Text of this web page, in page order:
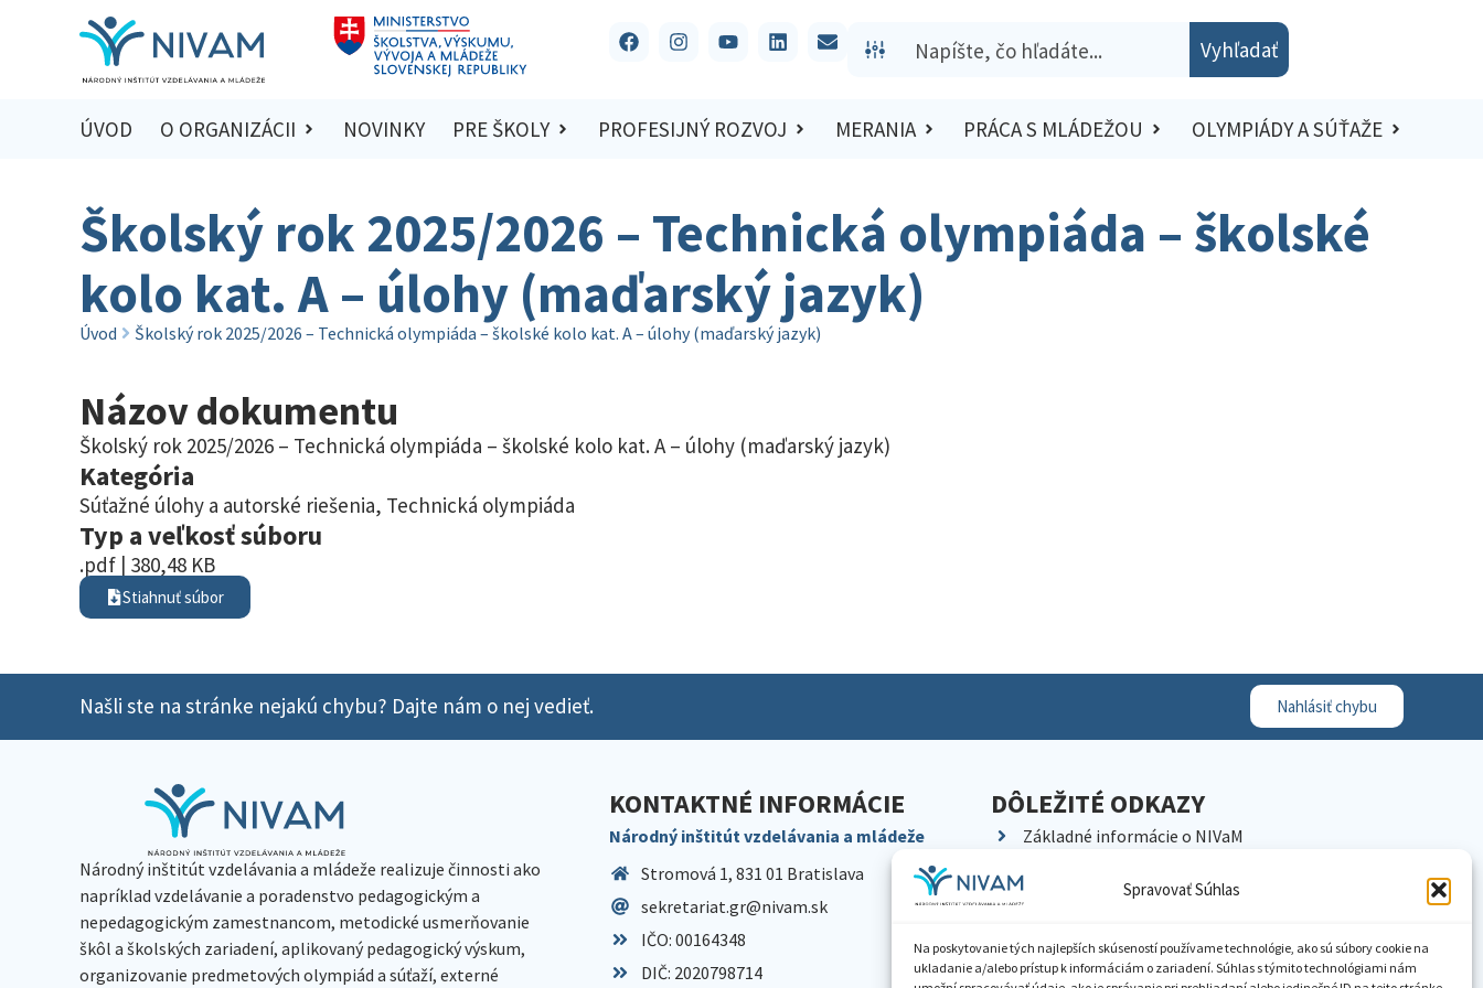
Spravovať Súhlas
Na poskytovanie tých najlepších skúseností používame technológie, ako sú súbory cookie na
ukladanie a/alebo prístup k informáciám o zariadení. Súhlas s týmito technológiami nám
Vyhľadať
ÚVOD O ORGANIZÁCII NOVINKY PRE ŠKOLY PROFESIJNÝ ROZVOJ MERANIA PRÁCA S MLÁDEŽOU OLYMPIÁDY A SÚŤAŽE
Školský rok 2025/2026 – Technická olympiáda – školské
kolo kat. A – úlohy (maďarský jazyk)
Úvod Školský rok 2025/2026 – Technická olympiáda – školské kolo kat. A – úlohy (maďarský jazyk)
Názov dokumentu
Školský rok 2025/2026 – Technická olympiáda – školské kolo kat. A – úlohy (maďarský jazyk)
Kategória
Súťažné úlohy a autorské riešenia, Technická olympiáda
Typ a veľkosť súboru
.pdf | 380,48 KB
Stiahnuť súbor
Našli ste na stránke nejakú chybu? Dajte nám o nej vedieť. Nahlásiť chybu
Národný inštitút vzdelávania a mládeže realizuje činnosti ako
napríklad vzdelávanie a poradenstvo pedagogickým a
nepedagogickým zamestnancom, metodické usmerňovanie
škôl a školských zariadení, aplikovaný pedagogický výskum,
organizovanie predmetových olympiád a súťaží, externé
KONTAKTNÉ INFORMÁCIE
Národný inštitút vzdelávania a mládeže
Stromová 1, 831 01 Bratislava
sekretariat.gr@nivam.sk
IČO: 00164348
DIČ: 2020798714
DÔLEŽITÉ ODKAZY
Základné informácie o NIVaM
Kariéra
Pracoviská NIVaM